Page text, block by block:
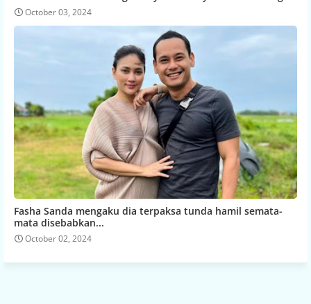
October 03, 2024
Fasha Sanda mengaku dia terpaksa tunda hamil semata-
mata disebabkan...
October 02, 2024